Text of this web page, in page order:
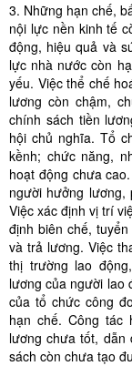
3. Những hạn chế,
nội lực nền kinh tế
động, hiệu quả và
lực nhà nước còn
yếu. Việc thể chế
lương còn chậm,
chính sách tiền
hội chủ nghĩa. Tổ
kềnh; chức năng,
hoạt động chưa
người hưởng lương,
Việc xác định vị trí
định biên chế,
và trả lương. Việc
thị trường lao
lương của người lao
của tổ chức công
hạn chế. Công tác
lương chưa tốt, dẫn
sách còn chưa tạo